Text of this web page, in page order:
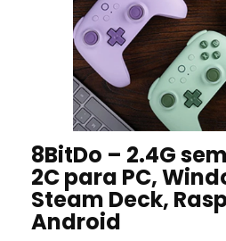
8BitDo – 2.4G
2C para PC,
Steam Deck,
Android